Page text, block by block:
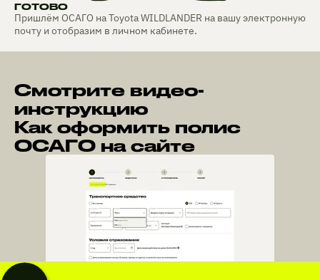
ГОТОВО
Пришлём ОСАГО на Toyota WILDLANDER на вашу электронную
почту и отобразим в личном кабинете.
Смотрите видео-
инструкцию
Как оформить полис
ОСАГО на сайте